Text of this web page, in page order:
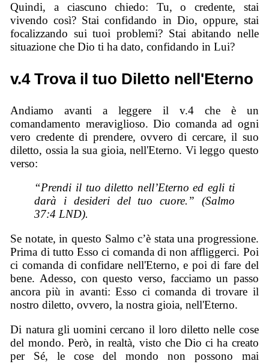
Quindi, a ciascuno chiedo: Tu, o credente, stai
vivendo così? Stai confidando in Dio, oppure, stai
focalizzando sui tuoi problemi? Stai abitando nelle
situazione che Dio ti ha dato, confidando in Lui?
v.4 Trova il tuo Diletto nell'Eterno
Andiamo avanti a leggere il v.4 che è un
comandamento meraviglioso. Dio comanda ad ogni
vero credente di prendere, ovvero di cercare, il suo
diletto, ossia la sua gioia, nell'Eterno. Vi leggo questo
verso:
“Prendi il tuo diletto nell’Eterno ed egli ti
darà i desideri del tuo cuore.” (Salmo
37:4 LND).
Se notate, in questo Salmo c’è stata una progressione.
Prima di tutto Esso ci comanda di non affliggerci. Poi
ci comanda di confidare nell'Eterno, e poi di fare del
bene. Adesso, con questo verso, facciamo un passo
ancora più in avanti: Esso ci comanda di trovare il
nostro diletto, ovvero, la nostra gioia, nell'Eterno.
Di natura gli uomini cercano il loro diletto nelle cose
del mondo. Però, in realtà, visto che Dio ci ha creato
per Sé, le cose del mondo non possono mai